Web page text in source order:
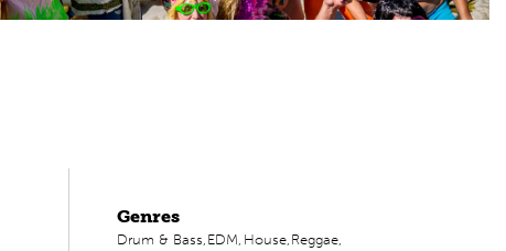
Genres
Drum & Bass, EDM, House, Reggae,